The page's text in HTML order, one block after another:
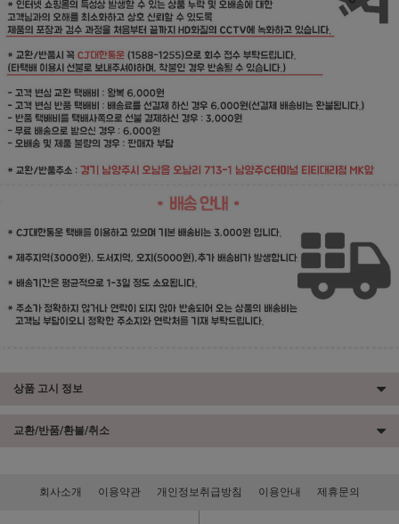
상품 고시 정보
교환/반품/환불/취소
회사소개 이용약관 개인정보취급방침 이용안내 제휴문의